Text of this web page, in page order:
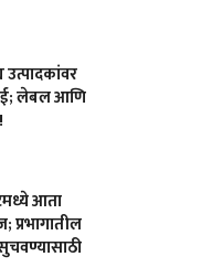
लेबल आणि
आता
प्रभागातील